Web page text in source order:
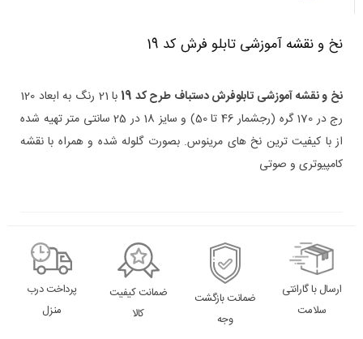
نخ و نقشه آموزشی تابلو فرش کد 19
نخ و نقشهآموزشی تابلوفرش دستباف طرح کد 19
با 21 رنگ به ابعاد 120
رج در 170 گره
(رجشمار 46 تا 50 )
و سایز 18 در 25 سانتی متر تهیه شده
از با کیفیت ترین نخ های مرینوس. بصورت گلوله شده و همراه با نقشه
کامپیوتری و صوتی
ارسال با گارانتی
سلامت
ضمانت بازگشت
وجه
ضمانت کیفیت
کالا
پرداخت درب
منزل